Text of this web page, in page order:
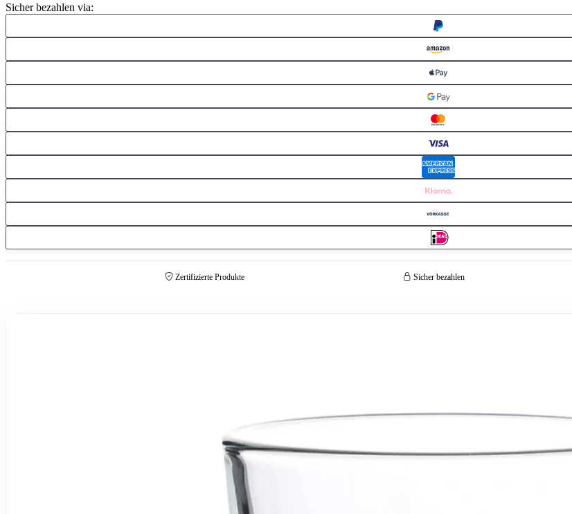
Sicher bezahlen via:
Zertifizierte Produkte Sicher bezahlen